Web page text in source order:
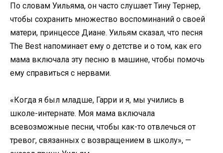
По словам Уильяма, он часто слушает Тину Тернер,
чтобы сохранить множество воспоминаний о своей
матери, принцессе Диане. Уильям сказал, что песня
The Best напоминает ему о детстве и о том, как его
мама включала эту песню в машине, чтобы помочь
ему справиться с нервами.
«Когда я был младше, Гарри и я, мы учились в
школе-интернате. Моя мама включала
всевозможные песни, чтобы как-то отвлечься от
тревог, связанных с возвращением в школу», —